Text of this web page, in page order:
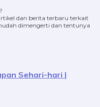
dan berita terbaru terkait
dimengerti dan tentunya
Sehari-hari |